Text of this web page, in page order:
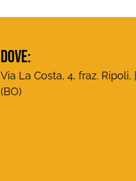
DOVE:
Via La Costa, 4, fraz.
(BO)